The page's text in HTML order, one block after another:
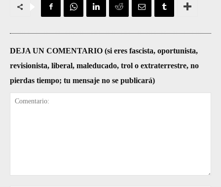
DEJA UN COMENTARIO (si eres fascista, oportunista,
revisionista, liberal, maleducado, trol o extraterrestre, no
pierdas tiempo; tu mensaje no se publicará)